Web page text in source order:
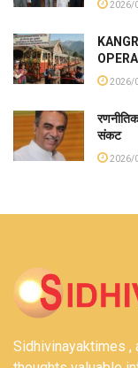
2026/
2026/
संकट
2026/
Sidhivinayaktimes ,